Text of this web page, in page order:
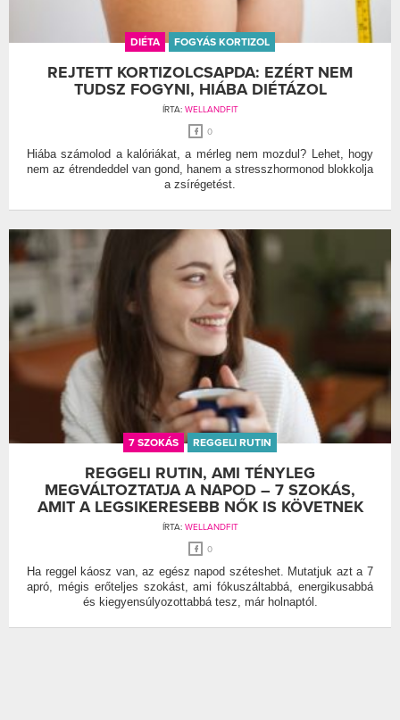
DIÉTA FOGYÁS KORTIZOL
REJTETT KORTIZOLCSAPDA: EZÉRT NEM
TUDSZ FOGYNI, HIÁBA DIÉTÁZOL
ÍRTA: WELLANDFIT
0
Hiába számolod a kalóriákat, a mérleg nem mozdul? Lehet, hogy
nem az étrendeddel van gond, hanem a stresszhormonod blokkolja
a zsírégetést.
7 SZOKÁS REGGELI RUTIN
REGGELI RUTIN, AMI TÉNYLEG
MEGVÁLTOZTATJA A NAPOD – 7 SZOKÁS,
AMIT A LEGSIKERESEBB NŐK IS KÖVETNEK
ÍRTA: WELLANDFIT
0
Ha reggel káosz van, az egész napod széteshet. Mutatjuk azt a 7
apró, mégis erőteljes szokást, ami fókuszáltabbá, energikusabbá
és kiegyensúlyozottabbá tesz, már holnaptól.